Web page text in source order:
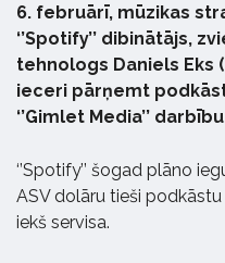
6. februārī, mūzikas
‘’Spotify’’ dibinātājs,
tehnologs Daniels Eks
ieceri pārņemt
‘’Gimlet Media’’
‘’Spotify’’ šogad plāno
ASV dolāru tieši
iekš servisa.